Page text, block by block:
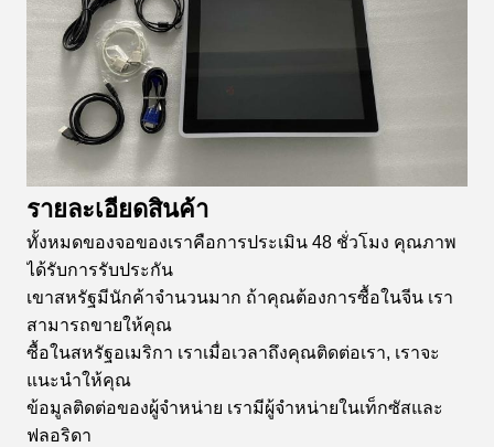
รายละเอียดสินค้า
ทั้งหมดของจอของเราคือการประเมิน 48 ชั่วโมง คุณภาพ
ได้รับการรับประกัน
เขาสหรัฐมีนักค้าจํานวนมาก ถ้าคุณต้องการซื้อในจีน เรา
สามารถขายให้คุณ
ซื้อในสหรัฐอเมริกา เราเมื่อเวลาถึงคุณติดต่อเรา, เราจะ
แนะนําให้คุณ
ข้อมูลติดต่อของผู้จําหน่าย เรามีผู้จําหน่ายในเท็กซัสและ
ฟลอริดา